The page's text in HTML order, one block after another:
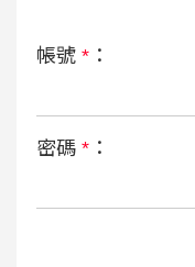
帳號 * ：
密碼 * ：